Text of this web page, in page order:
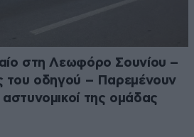
στη Λεωφόρο Σουνίου –
του οδηγού – Παρεμένουν
της ομάδας